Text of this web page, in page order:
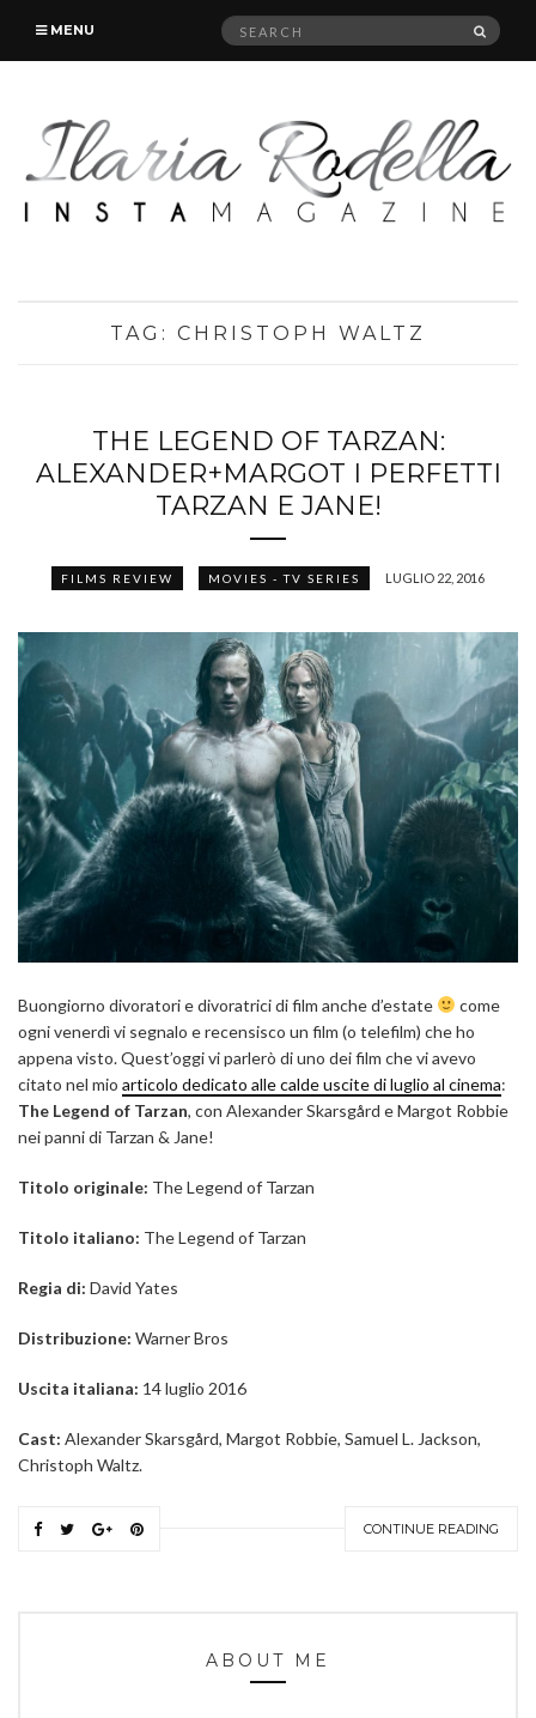
MENU
Search
TAG: CHRISTOPH WALTZ
THE LEGEND OF TARZAN:
ALEXANDER+MARGOT I PERFETTI
TARZAN E JANE!
FILMS REVIEW MOVIES - TV SERIES LUGLIO 22, 2016
Buongiorno divoratori e divoratrici di film anche d’estate
come
ogni venerdì vi segnalo e recensisco un film (o telefilm) che ho
appena visto. Quest’oggi vi parlerò di uno dei film che vi avevo
citato nel mio articolo dedicato alle calde uscite di luglio al cinema:
The Legend of Tarzan, con Alexander Skarsgård e Margot Robbie
nei panni di Tarzan & Jane!
Titolo originale: The Legend of Tarzan
Titolo italiano: The Legend of Tarzan
Regia di: David Yates
Distribuzione: Warner Bros
Uscita italiana: 14 luglio 2016
Cast: Alexander Skarsgård, Margot Robbie, Samuel L. Jackson,
Christoph Waltz.
CONTINUE READING
ABOUT ME